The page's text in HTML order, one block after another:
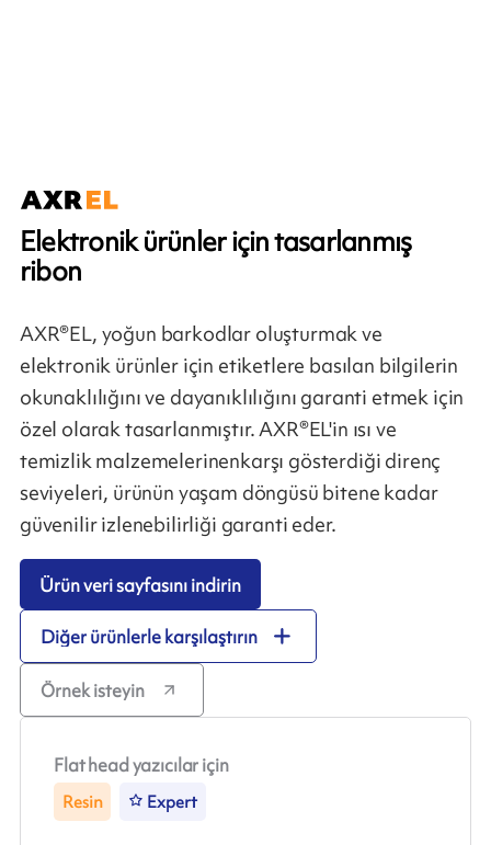
Elektronik ürünler için tasarlanmış
ribon
AXR®EL, yoğun barkodlar oluşturmak ve
elektronik ürünler için etiketlere basılan bilgilerin
okunaklılığını ve dayanıklılığını garanti etmek için
özel olarak tasarlanmıştır. AXR®EL'in ısı ve
temizlik malzemelerinenkarşı gösterdiği direnç
seviyeleri, ürünün yaşam döngüsü bitene kadar
güvenilir izlenebilirliği garanti eder.
Ürün veri sayfasını indirin
Diğer ürünlerle karşılaştırın
Örnek isteyin
Flat head yazıcılar için
Resin Expert